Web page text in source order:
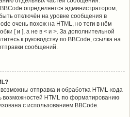
определяется администратором,
отключён на уровне сообщения в
очень похож на HTML, но теги в нём
[ и ], а не в < и >. За дополнительной
к руководству по BBCode, ссылка на
сообщений.
отправка и обработка HTML-кода
возможностей HTML по форматированию
с использованием BBCode.